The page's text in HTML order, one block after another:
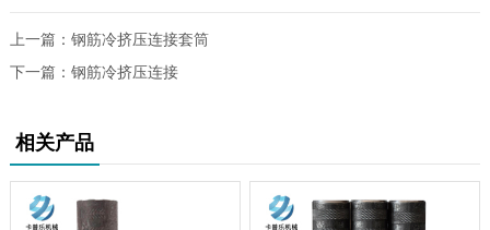
上一篇： 钢筋冷挤压连接套筒
下一篇： 钢筋冷挤压连接
相关产品